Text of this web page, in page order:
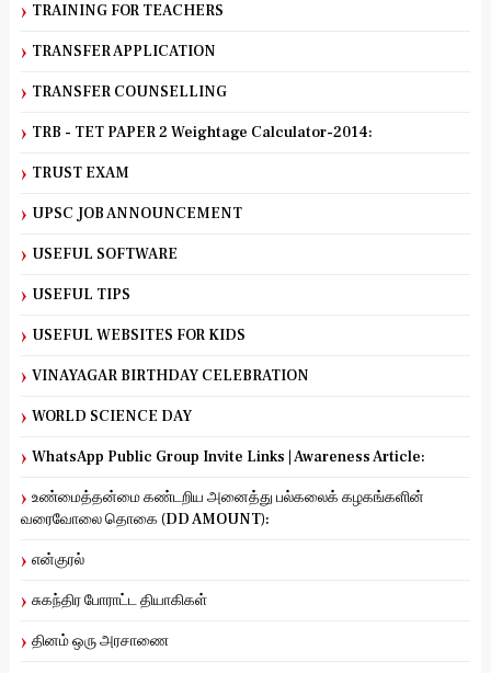
TRAINING FOR TEACHERS
TRANSFER APPLICATION
TRANSFER COUNSELLING
TRB - TET PAPER 2 Weightage Calculator-2014:
TRUST EXAM
UPSC JOB ANNOUNCEMENT
USEFUL SOFTWARE
USEFUL TIPS
USEFUL WEBSITES FOR KIDS
VINAYAGAR BIRTHDAY CELEBRATION
WORLD SCIENCE DAY
WhatsApp Public Group Invite Links | Awareness Article:
உண்மைத்தன்மை கண்டறிய அனைத்து பல்கலைக் கழகங்களின்
வரைவோலை தொகை (DD AMOUNT):
என்குரல்
சுகந்திர போராட்ட தியாகிகள்
தினம் ஒரு அரசாணை